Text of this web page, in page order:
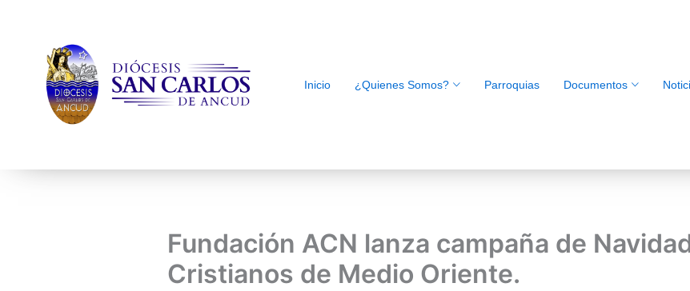
Inicio ¿Quienes Somos? Parroquias Documentos
Fundación ACN lanza campaña de
Cristianos de Medio Oriente.